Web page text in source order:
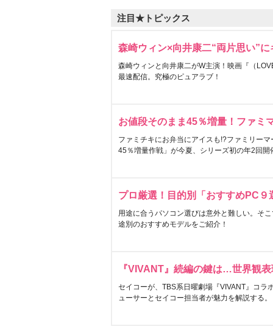
注目★トピックス
森崎ウィン×向井康二“両片思い”
森崎ウィンと向井康二がW主演！映画『（
最速配信。究極のピュアラブ！
お値段そのまま45％増量！ファミ
ファミチキにお弁当にアイスも!?ファミリー
45％増量作戦」が今夏、シリーズ初の年2回開
プロ厳選！目的別「おすすめPC９
用途に合うパソコン選びは意外と難しい。そ
途別のおすすめモデルをご紹介！
『VIVANT』続編の鍵は…世界観
セイコーが、TBS系日曜劇場『VIVANT』コラ
ューサーとセイコー担当者が魅力を解説する。